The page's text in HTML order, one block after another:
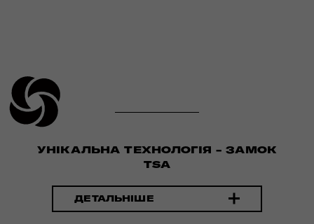
УНІКАЛЬНА ТЕХНОЛОГІЯ - ЗАМОК
TSA
ДЕТАЛЬНІШЕ